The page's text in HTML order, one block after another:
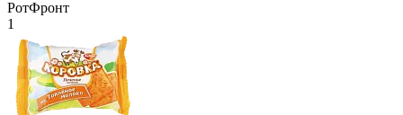
РотФронт
1